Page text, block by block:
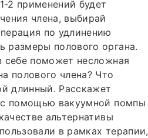
2 применений будет
члена, выбирай
по удлинению
размеры полового органа.
себе поможет несложная
полового члена? Что
длинный. Расскажет
с помощью вакуумной помпы
альтернативы
в рамках терапии,